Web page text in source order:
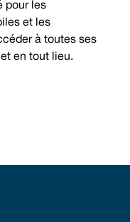
pour les
et les
à toutes ses
en tout lieu.